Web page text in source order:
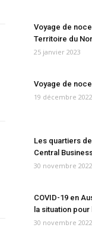
Voyage de
Territoire du
25 janvier 2023
Voyage de
19 décembre 2022
Les quartiers
Central
30 novembre 2022
COVID-19 en
la situation pour
30 novembre 2022